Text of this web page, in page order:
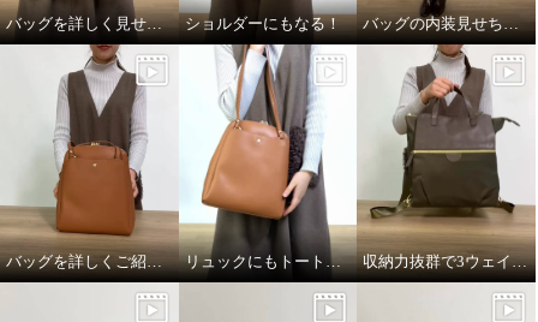
バッグを詳しく見せちゃいます！ ショルダーにもなる！ バッグの内装見せちゃいます！
バッグを詳しくご紹介！ リュックにもトートにもなる！ 収納力抜群で3ウェイな優秀バッグ